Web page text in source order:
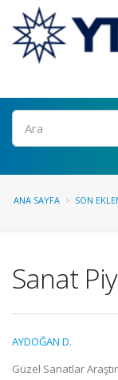
Ara
ANA SAYFA SON
Sanat
AYDOĞAN D.
Güzel Sanatlar